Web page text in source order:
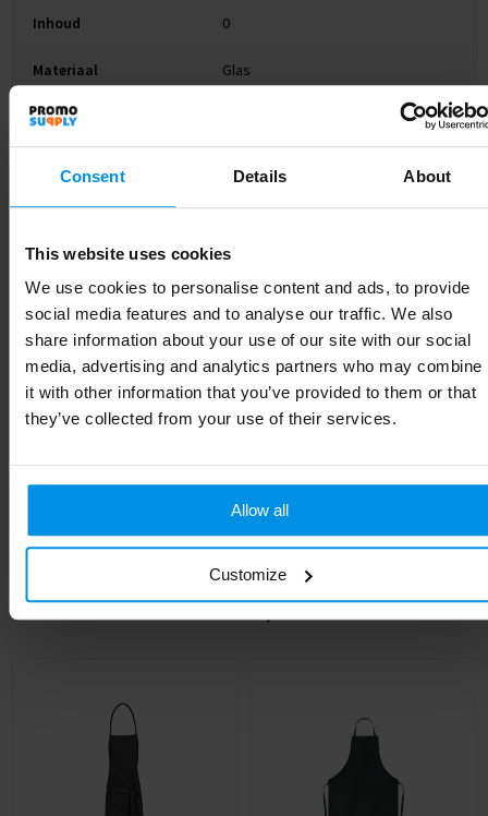
Consent Details About
This website uses cookies
We use cookies to personalise content and ads, to provide
social media features and to analyse our traffic. We also
share information about your use of our site with our social
media, advertising and analytics partners who may combine
it with other information that you’ve provided to them or that
they’ve collected from your use of their services.
Allow all
Customize
Inhoud 0
Materiaal Glas
Maat
Merk
EAN-code 8785260193717
Artikelnummer 263663-970999999
Kleur transparant
Soort Standaard uitvoering
Lengte 17 cm
Gerelateerde producten